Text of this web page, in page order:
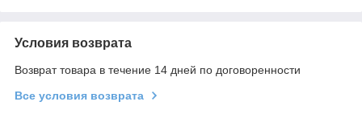
Условия возврата
Возврат товара в течение 14 дней по договоренности
Все условия возврата